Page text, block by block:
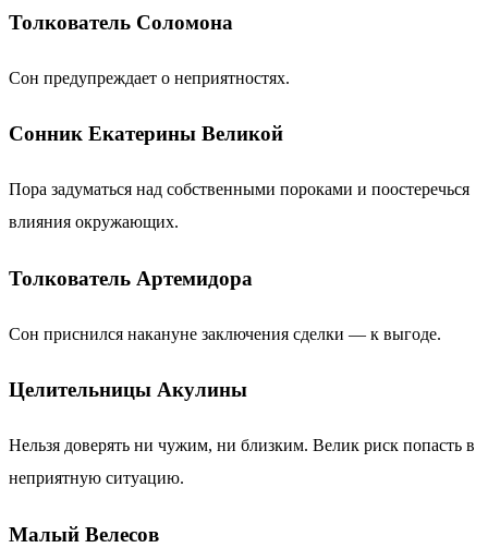
Толкователь Соломона
Сон предупреждает о неприятностях.
Сонник Екатерины Великой
Пора задуматься над собственными пороками и поостеречься
влияния окружающих.
Толкователь Артемидора
Сон приснился накануне заключения сделки — к выгоде.
Целительницы Акулины
Нельзя доверять ни чужим, ни близким. Велик риск попасть в
неприятную ситуацию.
Малый Велесов